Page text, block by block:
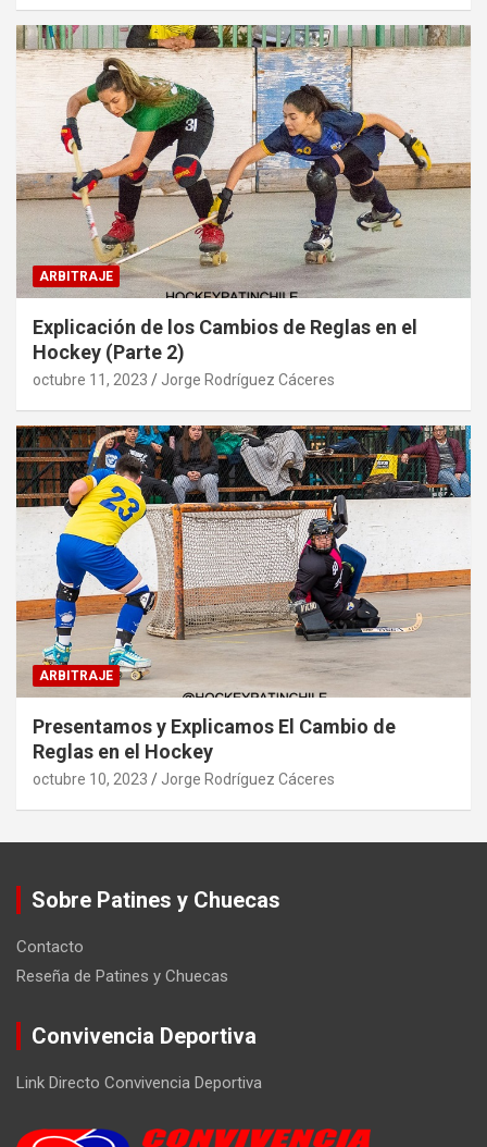
ARBITRAJE
Explicación de los Cambios de Reglas en el
Hockey (Parte 2)
octubre 11, 2023 Jorge Rodríguez Cáceres
ARBITRAJE
Presentamos y Explicamos El Cambio de
Reglas en el Hockey
octubre 10, 2023 Jorge Rodríguez Cáceres
Sobre Patines y Chuecas
Contacto
Reseña de Patines y Chuecas
Convivencia Deportiva
Link Directo Convivencia Deportiva